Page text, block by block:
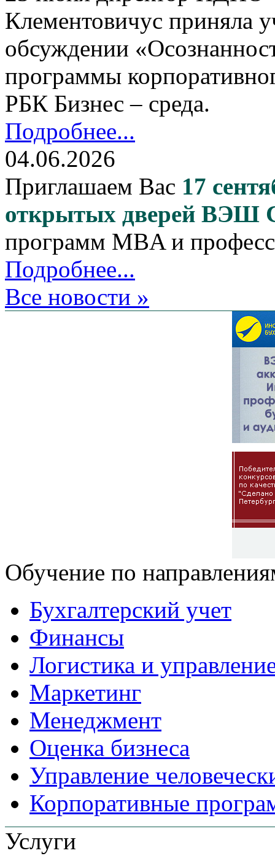
Клементовичус приняла
обсуждении
программы
РБК Бизнес – среда.
Подробнее...
04.06.2026
Приглашаем Вас 17
открытых дверей ВЭШ
программ MBA и
Подробнее...
Все новости »
Обучение по
Бухгалтерский учет
Финансы
Логистика и
Маркетинг
Менеджмент
Оценка бизнеса
Управление
Корпоративные
Услуги